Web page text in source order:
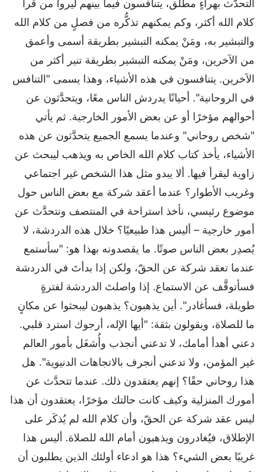
التحدُّث بهراءٍ مطلق، يتنافسون فيما بينهم ليروا من قرأ
كلام الله أكثر، وكم يمكنهم تذكُّره من فصلٍ من كلام الله
والتبشير به، ومَنْ يمكنه التبشير بطريقة أسمى وأعمق
من الآخرين، ومَنْ يمكنه التبشير بطريقة تنير أكثر من
الآخرين. يتنافسون في هذه الأشياء، وهذا يسمى "التنافس
في الروحانية". أحيانًا يدردش الناس معًا، ويتحدَّثون عن
أحوالهم مؤخرًا أو عن بعض الأمور الخارجية. ثم يأتي
"شخص روحاني" وعندما يسمع الجميع يتحدَّثون عن هذه
الأشياء، يأخذ كتاب كلام الله الخاص به ويذهب ليبحث عن
زاوية ليقرأ فيها. ألا يبدو مثل هذا الشخص غير اجتماعي
وغريب الأطوار؟ عندما أعقد شركة مع بعض الناس حول
موضوع رئيسي، نأخذ استراحة في المنتصف ونتحدَّث عن
أمور خارجية – أليس هذا طبيعيًا؟ خلال هذه الدردشة، لا
يُصدِر بعض الناس صوتًا. ما يقصدونه بهذا هو: "سأستمع
عندما تعقد شركة عن الحقّ، ولكن إذا بدأتَ في الدردشة
فسأتوقَّف عن الاستماع. إذا واصلتَ الدردشة لفترةٍ
طويلة، فسأغادر". أين يذهبون؟ يذهبون ليبحثوا عن مكانٍ
ما للصلاة، ويقولون بثقة: "أيها الإله، أرجوك استرد قلبي.
دعني أهدأ أمامك، لا تدعني أنجذب وأُشغَل بأمور العالم
غير المؤمن، ولا تدعني أنجرف بالاتجاهات الدنيوية". هل
هذا روحاني حقًا؟ إنهم يعتقدون ذلك. عندما تتحدَّث عن
أمورك المنزلية وكيف كانت حالتك مؤخرًا، يعتقدون أن هذا
ليس عقد شركة عن الحقّ، وأن كلام الله لم يُذكَر على
الإطلاق، فيُغادرون ويذهبون أمام الله للصلاة. أليس هذا
غريبًا بعض الشيء؟ هذا هو ادعاء أولئك الذين يطلبون أن